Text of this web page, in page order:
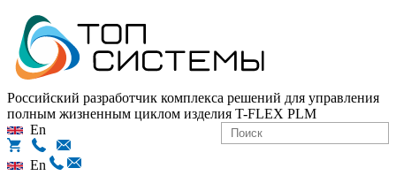
Российский разработчик комплекса решений для управления
полным жизненным циклом изделия T-FLEX PLM
En
En